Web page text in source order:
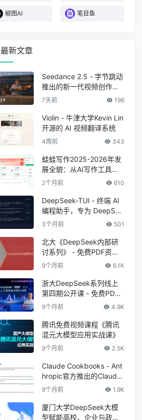
椒图AI 笔目鱼
最新文章
Seedance 2.5 - 字节跳动
推出的新一代视频创作模
型
7天前 196
Violin - 牛津大学Kevin Lin
开源的 AI 视频翻译系统
4周前 343
蛙蛙写作2025-2026年发
展全貌：从AI写作工具到
创作者一站式工作站
2个月前 610
DeepSeek-TUI - 终端 AI
编程助手，专为 DeepSee
k V4 系列模型设计
3个月前 501
北大《DeepSeek内部研
讨系列》 - 免费PDF资料
下载
9个月前 6.1K
浙大DeepSeek系列线上
第四期公开课 - 免费PDF
资料下载
9个月前 4.9K
腾讯免费视频课程《腾讯
混元大模型应用实战课》
9个月前 2.5K
Claude Cookbooks - Ant
hropic官方推出的Claude
实战指南
9个月前 1.9K
厦门大学DeepSeek大模
型赋能高校、企业与政府